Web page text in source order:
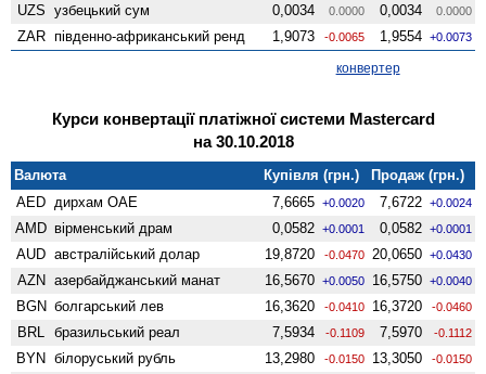
UZS узбецький сум 0,0034 0.0000 0,0034 0.0000
ZAR південно-африканський ренд 1,9073 -0.0065 1,9554 +0.0073
конвертер
Курси конвертації платіжної системи Mastercard
на 30.10.2018
Валюта Купівля (грн.)
Продаж (грн.)
AED дирхам ОАЕ 7,6665 +0.0020 7,6722 +0.0024
AMD вiрменський драм 0,0582 +0.0001 0,0582 +0.0001
AUD австралійський долар 19,8720 -0.0470 20,0650 +0.0430
AZN азербайджанський манат 16,5670 +0.0050 16,5750 +0.0040
BGN болгарський лев 16,3620 -0.0410 16,3720 -0.0460
BRL бразильський реал 7,5934 -0.1109 7,5970 -0.1112
BYN білоруський рубль 13,2980 -0.0150 13,3050 -0.0150